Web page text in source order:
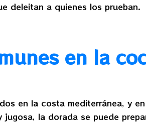
deleitan a quienes los prueban.
en la
en la costa mediterránea, y
la dorada se puede